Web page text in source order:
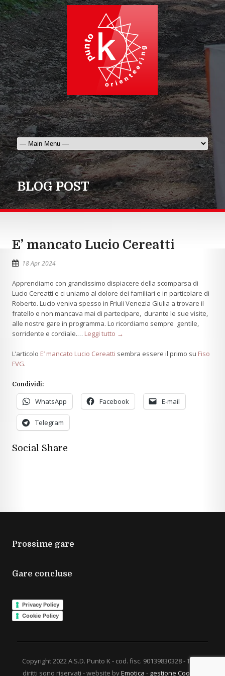
BLOG POST
E’ mancato Lucio Cereatti
18 Apr 2024
Apprendiamo con grandissimo dispiacere della scomparsa di
Lucio Cereatti e ci uniamo al dolore dei familiari e in particolare di
Roberto. Lucio veniva spesso in Friuli Venezia Giulia a trovare il
fratello e non mancava mai di partecipare, durante le sue visite,
alle nostre gare in programma. Lo ricordiamo sempre gentile,
sorridente e cordiale.… Leggi tutto →
L’articolo E’ mancato Lucio Cereatti sembra essere il primo su Fiso
FVG.
Condividi:
WhatsApp Facebook E-mail
Telegram
Social Share
Prossime gare
Gare concluse
Privacy Policy
Cookie Policy
Copyright 2022 A.S.D. Punto K - cod. fisc. 90139830328 - Tutti i
diritti sono riservati - website byEmotica - gestione Cookies